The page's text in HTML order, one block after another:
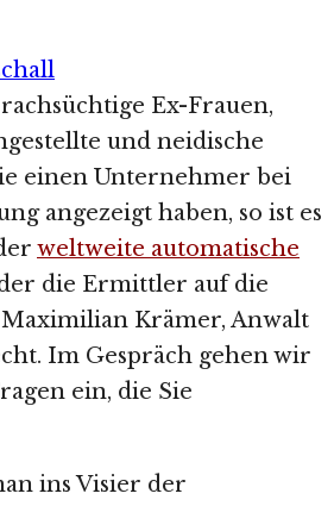
Ex-Frauen,
und neidische
einen Unternehmer bei
angezeigt haben, so ist es
weltweite automatische
die Ermittler auf die
Krämer, Anwalt
Im Gespräch gehen wir
ein, die Sie
ins Visier der